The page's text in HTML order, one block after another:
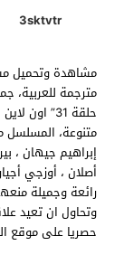
3sktvtr
متنوعة، المسلسل
إبراهيم جيهان ،
رائعة وجميلة
وتحاول ان تعيد
حصريا على موقع